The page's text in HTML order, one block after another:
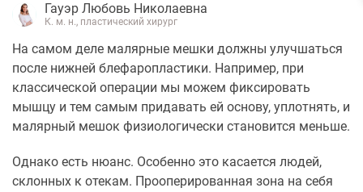
Гауэр Любовь Николаевна
К. м. н., пластический хирург
На самом деле малярные мешки должны улучшаться
после нижней блефаропластики. Например, при
классической операции мы можем фиксировать
мышцу и тем самым придавать ей основу, уплотнять, и
малярный мешок физиологически становится меньше.
Однако есть нюанс. Особенно это касается людей,
склонных к отекам. Прооперированная зона на себя